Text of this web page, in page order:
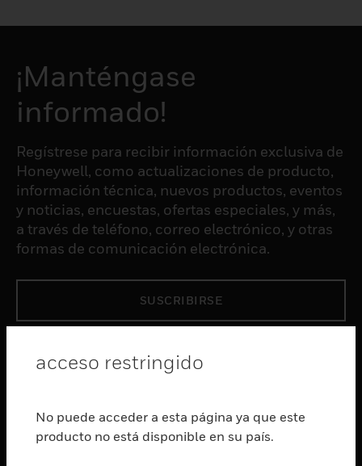
¡Manténgase
informado!
Regístrese para recibir información exclusiva de
Honeywell, como actualizaciones de producto,
información técnica, nuevos productos, eventos
y noticias, encuestas, ofertas especiales, y más,
a través de teléfono, correo electrónico, y otras
formas de comunicación electrónica.
SUSCRIBIRSE
Cambiar vista
SERVICIOS
acceso restringido
No puede acceder a esta página ya que este
producto no está disponible en su país.